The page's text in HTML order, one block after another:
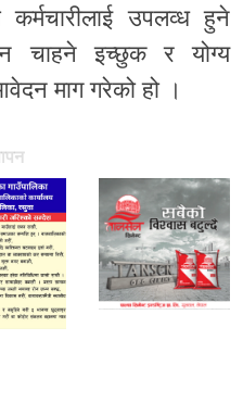
उपलव्ध हुने
चाहने इच्छुक र योग्य
माग गरेको हो ।